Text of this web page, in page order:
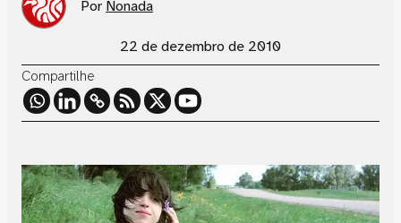
Por Nonada
22 de dezembro de 2010
Compartilhe